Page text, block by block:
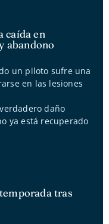
caída en
abandono
un piloto sufre una
en las lesiones
daño
ya está recuperado
tras